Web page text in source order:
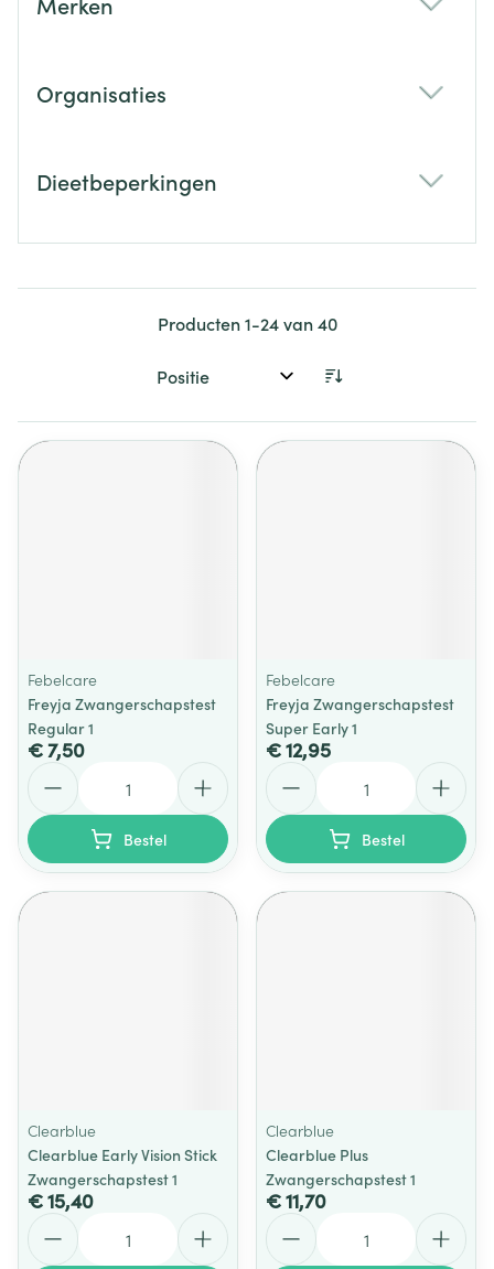
Organisaties
Dieetbeperkingen
Producten1-24van40
Sorteer op:
Febelcare
Freyja Zwangerschapstest
Regular 1
€ 7,50
Bestel
Febelcare
Freyja Zwangerschapstest
Super Early 1
€ 12,95
Bestel
Clearblue
Clearblue Early Vision Stick
Zwangerschapstest 1
€ 15,40
Clearblue
Clearblue Plus
Zwangerschapstest 1
€ 11,70